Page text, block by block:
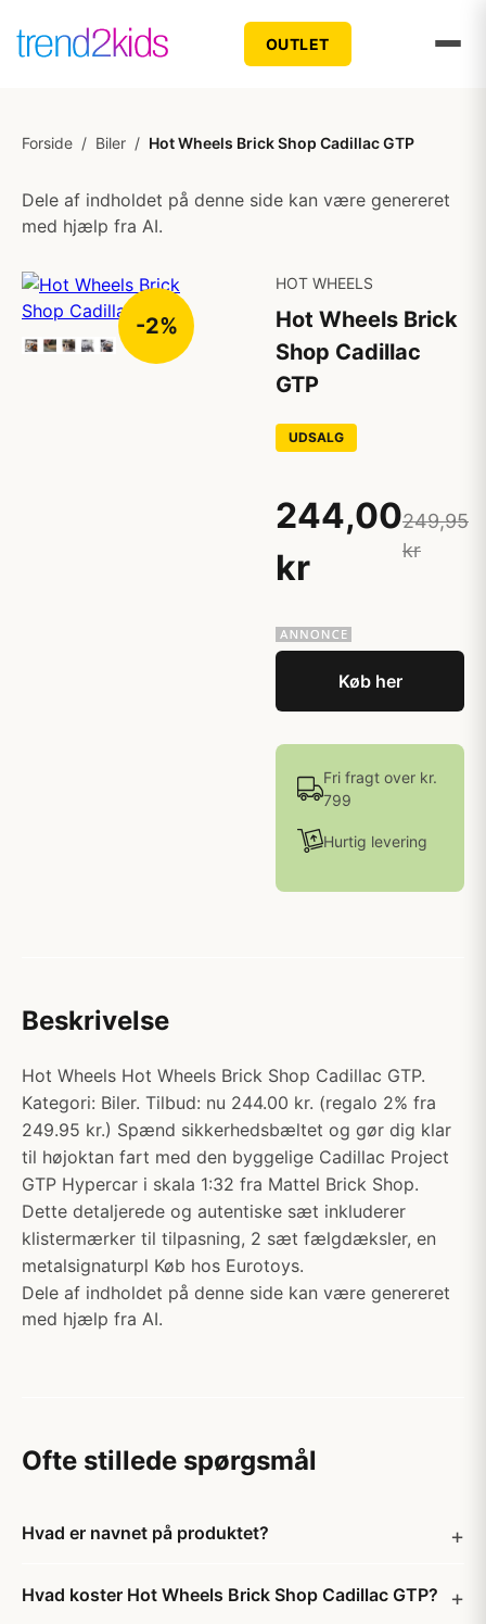
OUTLET
Forside / Biler / Hot Wheels Brick Shop Cadillac GTP
Dele af indholdet på denne side kan være genereret
med hjælp fra AI.
-2%
HOT WHEELS
Hot Wheels Brick
Shop Cadillac
GTP
UDSALG
244,00
kr
249,95
kr
Køb her
Fri fragt over kr.
799
Hurtig levering
Beskrivelse
Hot Wheels Hot Wheels Brick Shop Cadillac GTP.
Kategori: Biler. Tilbud: nu 244.00 kr. (regalo 2% fra
249.95 kr.) Spænd sikkerhedsbæltet og gør dig klar
til højoktan fart med den byggelige Cadillac Project
GTP Hypercar i skala 1:32 fra Mattel Brick Shop.
Dette detaljerede og autentiske sæt inkluderer
klistermærker til tilpasning, 2 sæt fælgdæksler, en
metalsignaturpl Køb hos Eurotoys.
Dele af indholdet på denne side kan være genereret
med hjælp fra AI.
Ofte stillede spørgsmål
Hvad er navnet på produktet?
Hvad koster Hot Wheels Brick Shop Cadillac GTP?